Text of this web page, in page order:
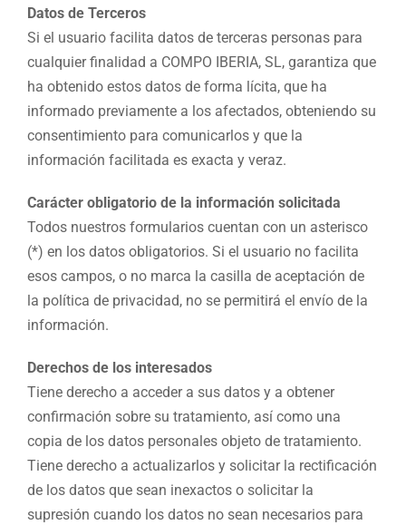
Datos de Terceros
Si el usuario facilita datos de terceras personas para
cualquier finalidad a COMPO IBERIA, SL, garantiza que
ha obtenido estos datos de forma lícita, que ha
informado previamente a los afectados, obteniendo su
consentimiento para comunicarlos y que la
información facilitada es exacta y veraz.
Carácter obligatorio de la información solicitada
Todos nuestros formularios cuentan con un asterisco
(*) en los datos obligatorios. Si el usuario no facilita
esos campos, o no marca la casilla de aceptación de
la política de privacidad, no se permitirá el envío de la
información.
Derechos de los interesados
Tiene derecho a acceder a sus datos y a obtener
confirmación sobre su tratamiento, así como una
copia de los datos personales objeto de tratamiento.
Tiene derecho a actualizarlos y solicitar la rectificación
de los datos que sean inexactos o solicitar la
supresión cuando los datos no sean necesarios para